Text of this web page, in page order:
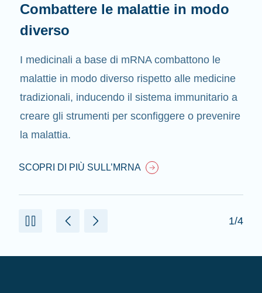
Combattere le malattie in modo
diverso
I medicinali a base di mRNA combattono le
malattie in modo diverso rispetto alle medicine
tradizionali, inducendo il sistema immunitario a
creare gli strumenti per sconfiggere o prevenire
la malattia.
SCOPRI DI PIÙ SULL’MRNA
1/4